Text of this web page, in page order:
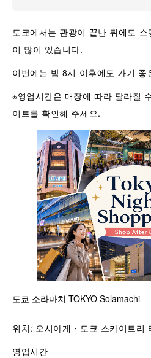
도쿄에서는 관광이 끝난 뒤에도
이 많이 있습니다.
이번에는 밤 8시 이후에도 가기
※영업시간은 매장에 따라 달라질
이트를 확인해 주세요.
도쿄 소라마치 TOKYO Solamachi
위치: 오시아게・도쿄 스카이트리
영업시간